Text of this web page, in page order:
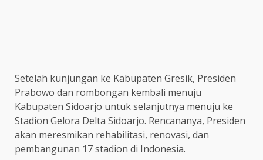
Setelah kunjungan ke Kabupaten Gresik, Presiden
Prabowo dan rombongan kembali menuju
Kabupaten Sidoarjo untuk selanjutnya menuju ke
Stadion Gelora Delta Sidoarjo. Rencananya, Presiden
akan meresmikan rehabilitasi, renovasi, dan
pembangunan 17 stadion di Indonesia.